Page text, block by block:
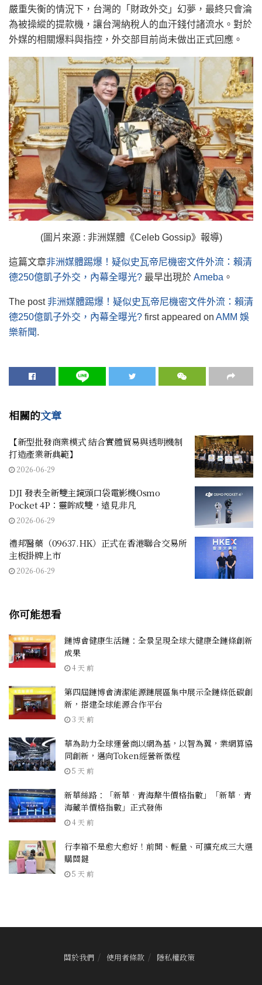
嚴重失衡的情況下，台灣的「財政外交」幻夢，最終只會淪
為被操縱的提款機，讓台灣納稅人的血汗錢付諸流水。對於
外媒的相關爆料與指控，外交部目前尚未做出正式回應。
(圖片來源 : 非洲媒體《Celeb Gossip》報導)
這篇文章非洲媒體踢爆！疑似史瓦帝尼機密文件外流：賴清
德250億凱子外交，內幕全曝光? 最早出現於 Ameba 。
The post 非洲媒體踢爆！疑似史瓦帝尼機密文件外流：賴清
德250億凱子外交，內幕全曝光? first appeared on AMM 娛
樂新聞.
相關的文章
【新型批發商業模式 結合實體貿易與透明機制
打造產業新典範】
2026-06-29
DJI 發表全新雙主鏡頭口袋電影機Osmo
Pocket 4P：靈眸成雙，遠見非凡
2026-06-29
禮邦醫藥（09637.HK）正式在香港聯合交易所
主板掛牌上市
2026-06-29
你可能想看
鏈博會健康生活鏈：全景呈現全球大健康全鏈條創新
成果
4 天 前
第四屆鏈博會清潔能源鏈展區集中展示全鏈條低碳創
新，搭建全球能源合作平台
3 天 前
華為助力全球運營商以網為基，以智為翼，業網算協
同創新，邁向Token經營新徵程
5 天 前
新華絲路：「新華•青海犛牛價格指數」「新華•青
海藏羊價格指數」正式發佈
4 天 前
行李箱不是愈大愈好！前開、輕量、可擴充成三大選
購關鍵
5 天 前
關於我們 使用者條款 隱私權政策